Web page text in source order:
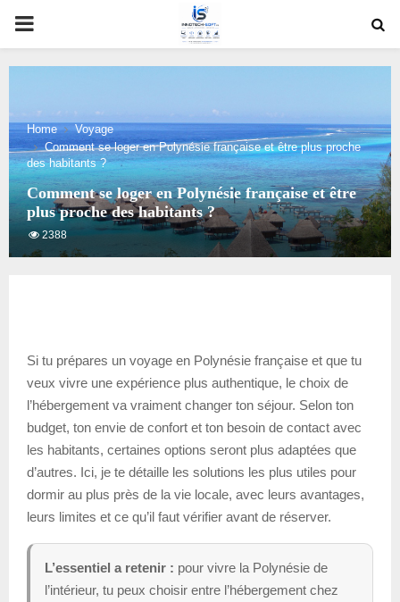
PRIMARY
MENU
Home
Voyage
Comment se loger en Polynésie française et être plus proche
des habitants ?
Comment se loger en Polynésie française et être
plus proche des habitants ?
2388
Si tu prépares un voyage en Polynésie française et que tu
veux vivre une expérience plus authentique, le choix de
l’hébergement va vraiment changer ton séjour. Selon ton
budget, ton envie de confort et ton besoin de contact avec
les habitants, certaines options seront plus adaptées que
d’autres. Ici, je te détaille les solutions les plus utiles pour
dormir au plus près de la vie locale, avec leurs avantages,
leurs limites et ce qu’il faut vérifier avant de réserver.
L’essentiel a retenir : pour vivre la Polynésie de
l’intérieur, tu peux choisir entre l’hébergement chez